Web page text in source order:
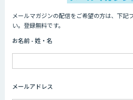
Asteria AIoT
画像解析・デジ
メールマガジンの配信をご希望の方は、下記
い。登録無料です。
お名前 - 姓・名
メールアドレス